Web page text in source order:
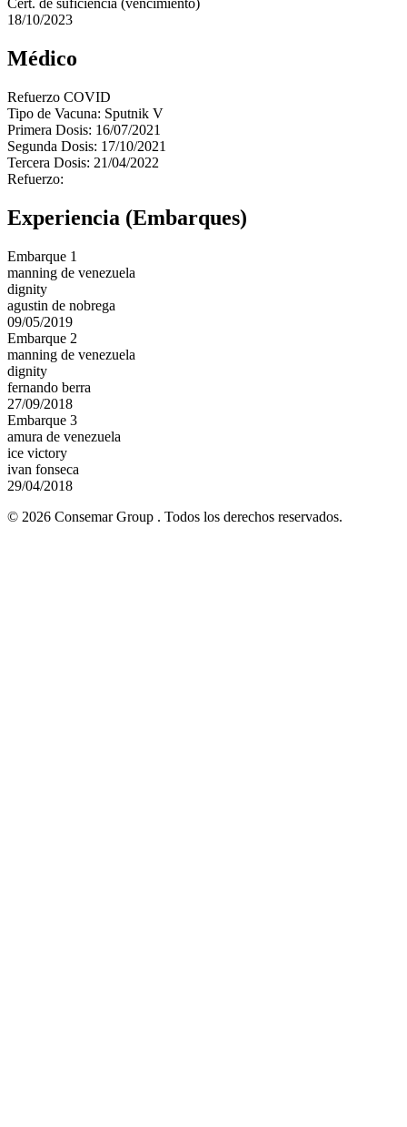
Cert. de suficiencia (vencimiento)
18/10/2023
Médico
Refuerzo COVID
Tipo de Vacuna: Sputnik V
Primera Dosis: 16/07/2021
Segunda Dosis: 17/10/2021
Tercera Dosis: 21/04/2022
Refuerzo:
Experiencia (Embarques)
Embarque 1
manning de venezuela
dignity
agustin de nobrega
09/05/2019
Embarque 2
manning de venezuela
dignity
fernando berra
27/09/2018
Embarque 3
amura de venezuela
ice victory
ivan fonseca
29/04/2018
© 2026 Consemar Group . Todos los derechos reservados.